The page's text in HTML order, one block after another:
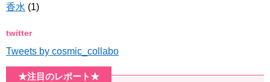
香水 (1)
twitter
Tweets by cosmic_collabo
★注目のレポート★